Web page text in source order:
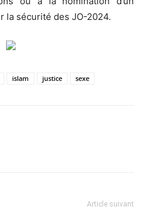
la sécurité des JO-2024.
islam justice sexe
Article suivant